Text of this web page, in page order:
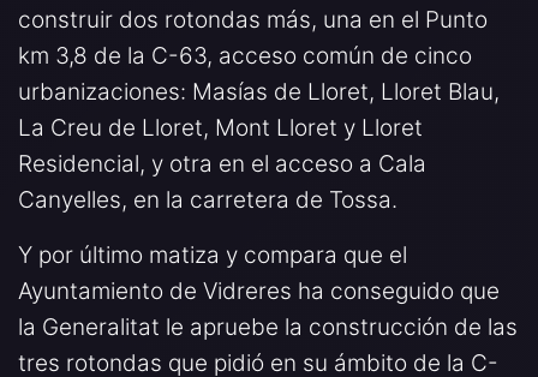
construir dos rotondas más, una en el Punto
km 3,8 de la C-63, acceso común de cinco
urbanizaciones: Masías de Lloret, Lloret Blau,
La Creu de Lloret, Mont Lloret y Lloret
Residencial, y otra en el acceso a Cala
Canyelles, en la carretera de Tossa.
Y por último matiza y compara que el
Ayuntamiento de Vidreres ha conseguido que
la Generalitat le apruebe la construcción de las
tres rotondas que pidió en su ámbito de la C-